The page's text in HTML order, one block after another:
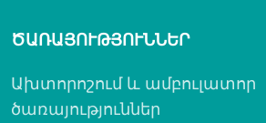
ԾԱՌԱՅՈՒԹՅՈՒՆՆԵՐ
Ախտորոշում և ամբուլատոր
ծառայություններ